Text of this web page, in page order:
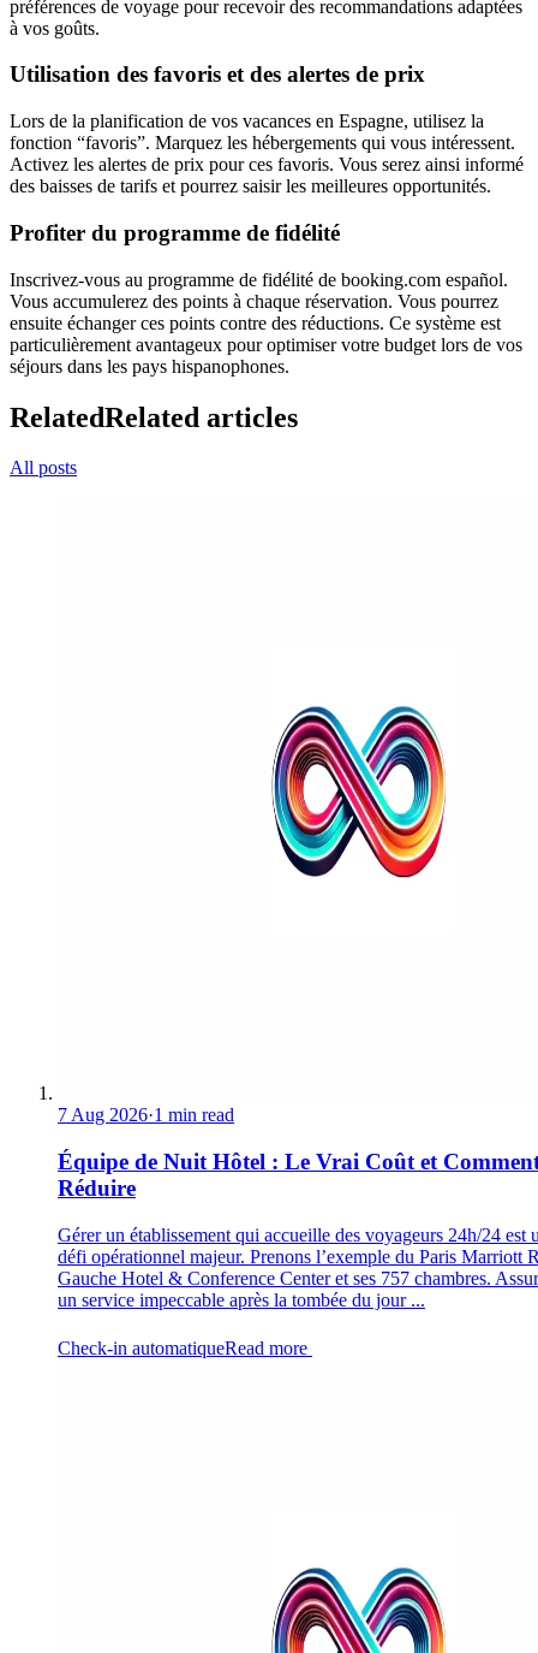
préférences de voyage pour recevoir des recommandations adaptées
à vos goûts.
Utilisation des favoris et des alertes de prix
Lors de la planification de vos vacances en Espagne, utilisez la
fonction “favoris”. Marquez les hébergements qui vous intéressent.
Activez les alertes de prix pour ces favoris. Vous serez ainsi informé
des baisses de tarifs et pourrez saisir les meilleures opportunités.
Profiter du programme de fidélité
Inscrivez-vous au programme de fidélité de booking.com español.
Vous accumulerez des points à chaque réservation. Vous pourrez
ensuite échanger ces points contre des réductions. Ce système est
particulièrement avantageux pour optimiser votre budget lors de vos
séjours dans les pays hispanophones.
RelatedRelated articles
All posts
7 Aug 2026·1 min read
Équipe de Nuit Hôtel : Le Vrai Coût et
Réduire
Gérer un établissement qui accueille des voyageurs 24h/24 est
défi opérationnel majeur. Prenons l’exemple du Paris Marriott
Gauche Hotel & Conference Center et ses 757 chambres.
un service impeccable après la tombée du jour ...
Check-in automatiqueRead more